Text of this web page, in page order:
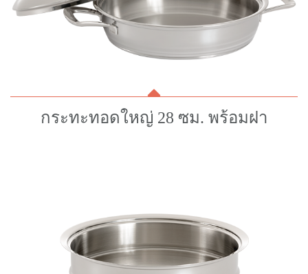
กระทะทอดใหญ่ 28 ซม. พร้อมฝา